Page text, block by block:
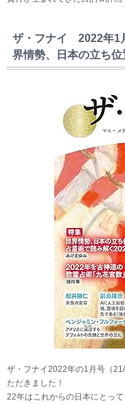
ザ・フナイ 2022年1
界情勢、日本の立ち
ザ・フナイ2022年の1月号（
ただきました！
22年はこれからの日本にとっ